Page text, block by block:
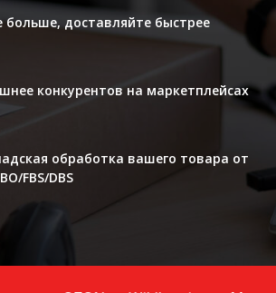
больше, доставляйте быстрее
конкурентов на маркетплейсах
обработка вашего товара от
FBS/DBS